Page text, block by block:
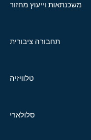
משכנתאות וייעוץ מחזור
תחבורה ציבורית
טלוויזיה
סלולארי